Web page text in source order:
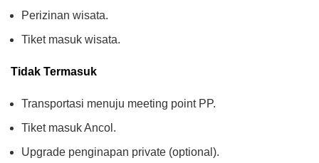
Perizinan wisata.
Tiket masuk wisata.
Tidak Termasuk
Transportasi menuju meeting point PP.
Tiket masuk Ancol.
Upgrade penginapan private (optional).